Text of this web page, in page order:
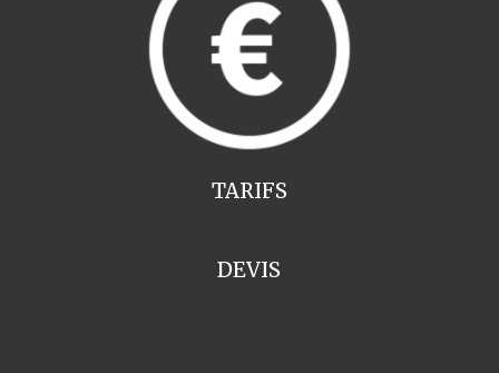
TARIFS
DEVIS